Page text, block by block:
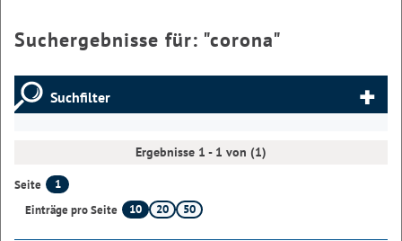
Suchergebnisse für: "corona"
Suchfilter
Ergebnisse 1 - 1 von (1)
Seite
1
Einträge pro Seite
10 20 50